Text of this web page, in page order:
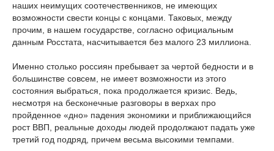
наших неимущих соотечественников, не имеющих
возможности свести концы с концами. Таковых, между
прочим, в нашем государстве, согласно официальным
данным Росстата, насчитывается без малого 23 миллиона.
Именно столько россиян пребывает за чертой бедности и в
большинстве совсем, не имеет возможности из этого
состояния выбраться, пока продолжается кризис. Ведь,
несмотря на бесконечные разговоры в верхах про
пройденное «дно» падения экономики и приближающийся
рост ВВП, реальные доходы людей продолжают падать уже
третий год подряд, причем весьма высокими темпами.